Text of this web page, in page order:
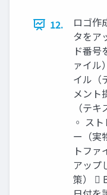
12.
ロゴ作
タをア
ド番号
ァイル
イル（
メント
（テ
◦ スト
ー（実
トファ
アップ
策） 